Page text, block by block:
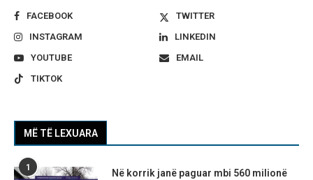
FACEBOOK
TWITTER
INSTAGRAM
LINKEDIN
YOUTUBE
EMAIL
TIKTOK
MË TË LEXUARA
1
Në korrik janë paguar mbi 560 milionë